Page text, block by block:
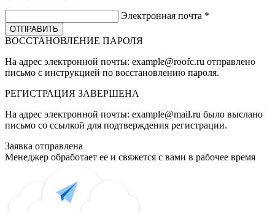
Электронная почта *
ВОССТАНОВЛЕНИЕ ПАРОЛЯ
На адрес электронной почты: example@roofc.ru отправлено
письмо с инструкцией по восстановлению пароля.
РЕГИСТРАЦИЯ ЗАВЕРШЕНА
На адрес электронной почты: example@mail.ru было выслано
письмо со ссылкой для подтверждения регистрации.
Заявка отправлена
Менеджер обработает ее и свяжется с вами в рабочее время